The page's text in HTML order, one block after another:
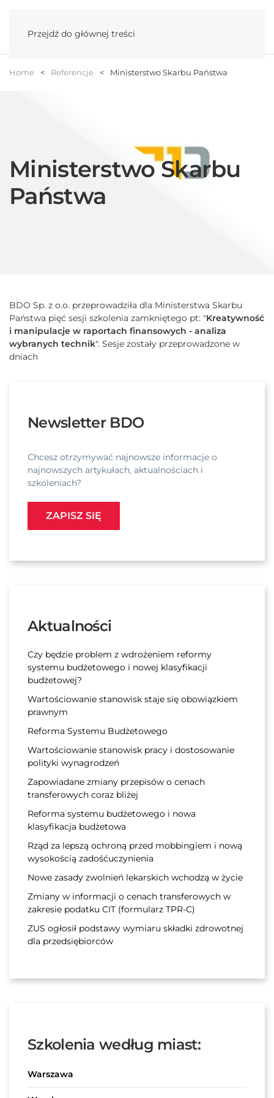
Przejdź do głównej treści
Home Referencje Ministerstwo Skarbu Państwa
Ministerstwo Skarbu
Państwa
BDO Sp. z o.o. przeprowadziła dla Ministerstwa Skarbu
Państwa pięć sesji szkolenia zamkniętego pt: "Kreatywność
i manipulacje w raportach finansowych - analiza
wybranych technik". Sesje zostały przeprowadzone w
dniach
Newsletter BDO
Chcesz otrzymywać najnowsze informacje o
najnowszych artykułach, aktualnościach i
szkoleniach?
ZAPISZ SIĘ
Aktualności
Czy będzie problem z wdrożeniem reformy
systemu budżetowego i nowej klasyfikacji
budżetowej?
Wartościowanie stanowisk staje się obowiązkiem
prawnym
Reforma Systemu Budżetowego
Wartościowanie stanowisk pracy i dostosowanie
polityki wynagrodzeń
Zapowiadane zmiany przepisów o cenach
transferowych coraz bliżej
Reforma systemu budżetowego i nowa
klasyfikacja budżetowa
Rząd za lepszą ochroną przed mobbingiem i nową
wysokością zadośćuczynienia
Nowe zasady zwolnień lekarskich wchodzą w życie
Zmiany w informacji o cenach transferowych w
zakresie podatku CIT (formularz TPR-C)
ZUS ogłosił podstawy wymiaru składki zdrowotnej
dla przedsiębiorców
Szkolenia według miast:
Warszawa